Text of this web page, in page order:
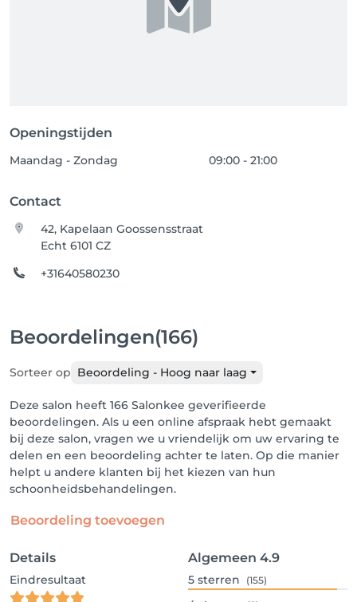
Openingstijden
Maandag - Zondag 09:00 - 21:00
Contact
42, Kapelaan Goossensstraat
Echt 6101 CZ
+31640580230
Beoordelingen(166)
Sorteer op Beoordeling - Hoog naar laag
Deze salon heeft 166 Salonkee geverifieerde
beoordelingen. Als u een online afspraak hebt gemaakt
bij deze salon, vragen we u vriendelijk om uw ervaring te
delen en een beoordeling achter te laten. Op die manier
helpt u andere klanten bij het kiezen van hun
schoonheidsbehandelingen.
Beoordeling toevoegen
Details
Eindresultaat
Algemeen 4.9
5 sterren (155)